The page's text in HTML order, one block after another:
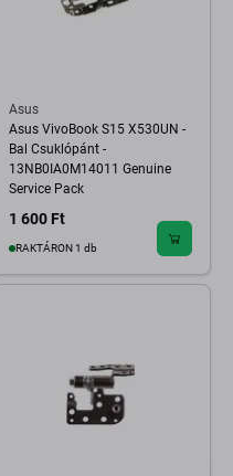
Asus
Asus VivoBook S15 X530UN -
Bal Csuklópánt -
13NB0IA0M14011 Genuine
Service Pack
1 600 Ft
RAKTÁRON 1 db